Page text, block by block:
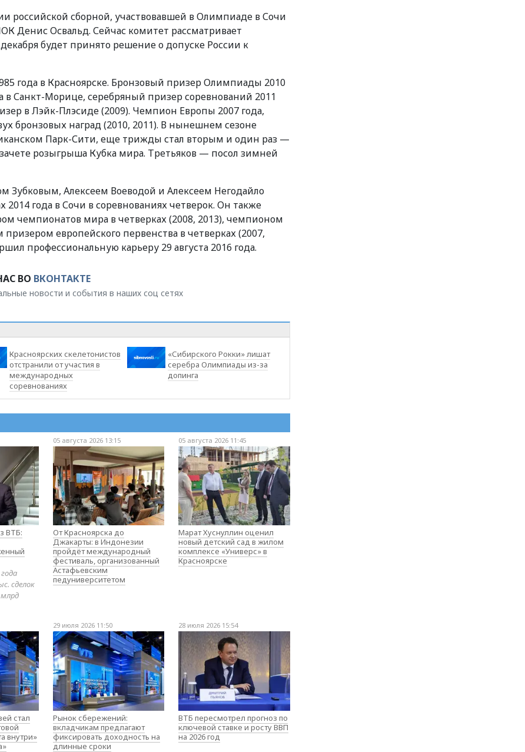
российской сборной, участвовавшей в Олимпиаде в Сочи
Денис Освальд. Сейчас комитет рассматривает
будет принято решение о допуске России к
года в Красноярске. Бронзовый призер Олимпиады 2010
в Санкт-Морице, серебряный призер соревнований 2011
в Лэйк-Плэсиде (2009). Чемпион Европы 2007 года,
бронзовых наград (2010, 2011). В нынешнем сезоне
Парк-Сити, еще трижды стал вторым и один раз —
розыгрыша Кубка мира. Третьяков — посол зимней
Зубковым, Алексеем Воеводой и Алексеем Негодайло
года в Сочи в соревнованиях четверок. Он также
чемпионатов мира в четверках (2008, 2013), чемпионом
европейского первенства в четверках (2007,
профессиональную карьеру 29 августа 2016 года.
ВО ВКОНТАКТЕ
новости и события в наших соц сетях
Красноярских скелетонистов
отстранили от участия в
международных
соревнованиях
«Сибирского Рокки» лишат
серебра Олимпиады из-за
допинга
ВТБ:
сделок
05 августа 2026 13:15
От Красноярска до
Джакарты: в Индонезии
пройдёт международный
фестиваль, организованный
Астафьевским
педуниверситетом
05 августа 2026 11:45
Марат Хуснуллин оценил
новый детский сад в жилом
комплексе «Универс» в
Красноярске
стал
внутри»
29 июля 2026 11:50
Рынок сбережений:
вкладчикам предлагают
фиксировать доходность на
длинные сроки
28 июля 2026 15:54
ВТБ пересмотрел прогноз по
ключевой ставке и росту ВВП
на 2026 год